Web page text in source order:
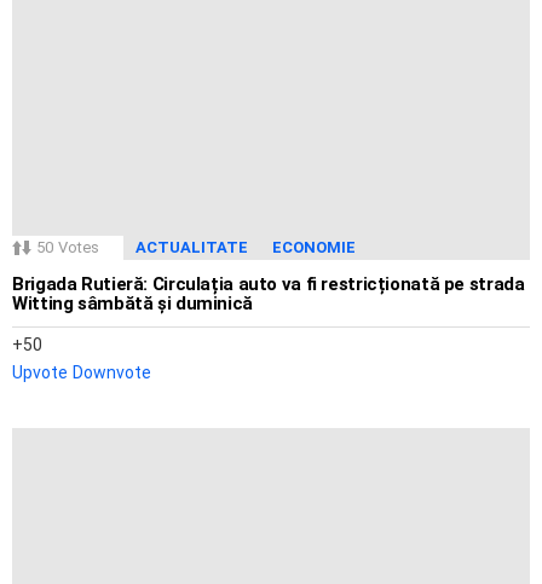
50 Votes ACTUALITATE ECONOMIE
Brigada Rutieră: Circulația auto va fi restricționată pe strada
Witting sâmbătă și duminică
50
Upvote Downvote